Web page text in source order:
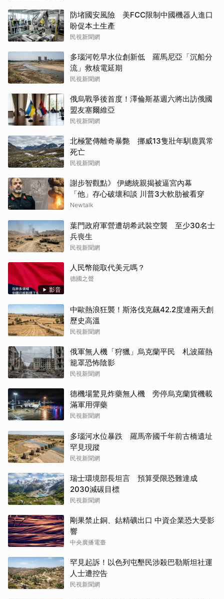
防堵國安風險 美FCC限制中國機器人進口
盼促本土生產
民視新聞網
多瑙河乾旱水位創新低 羅馬尼亞「沉船分
流」救核電延期
民視新聞網
俄烏戰爭後首度！澤倫斯基週六將出訪俄國
盟友塞爾維亞
民視新聞網
北極驚傳離奇暴斃 挪威13隻壯年馴鹿異常
死亡
民視新聞網
謝步智觀點》 伊總統親揭被逼宮內幕
「他」存心破壞和談 川普3大軟肋被看穿
Newtalk
葉門政府軍營遭胡希武裝空襲 至少30名士
兵喪生
民視新聞網
影音
人民幣能取代美元嗎？
德國之聲
中歐熱浪狂襲！斯洛伐克飆42.2度連兩天創
歷史高溫
民視新聞網
俄軍無人機「狩獵」烏克蘭平民 札波羅熱
籠罩恐怖陰影
民視新聞網
德機場驚見炸藥無人機 旁停烏克蘭貨機載
滿軍用彈藥
民視新聞網
多瑙河水位暴跌 羅馬帝國千年前古橋遺址
罕見現蹤
民視新聞網
瑞士環境部長坦言 預算受限恐難達成
2030減碳目標
民視新聞網
剛果禁止銅、鈷精礦出口 中資企業恐大受影
響
中央廣播電臺
罕見起訴！以色列屯墾民涉殺巴勒斯坦社運
人士遭控告
民視新聞網